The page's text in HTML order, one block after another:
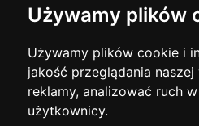
Używamy plików
Używamy plików cookie i
jakość przeglądania
reklamy, analizować ruch
użytkownicy.
Urządzenia drobne
| Telefon: 896267509